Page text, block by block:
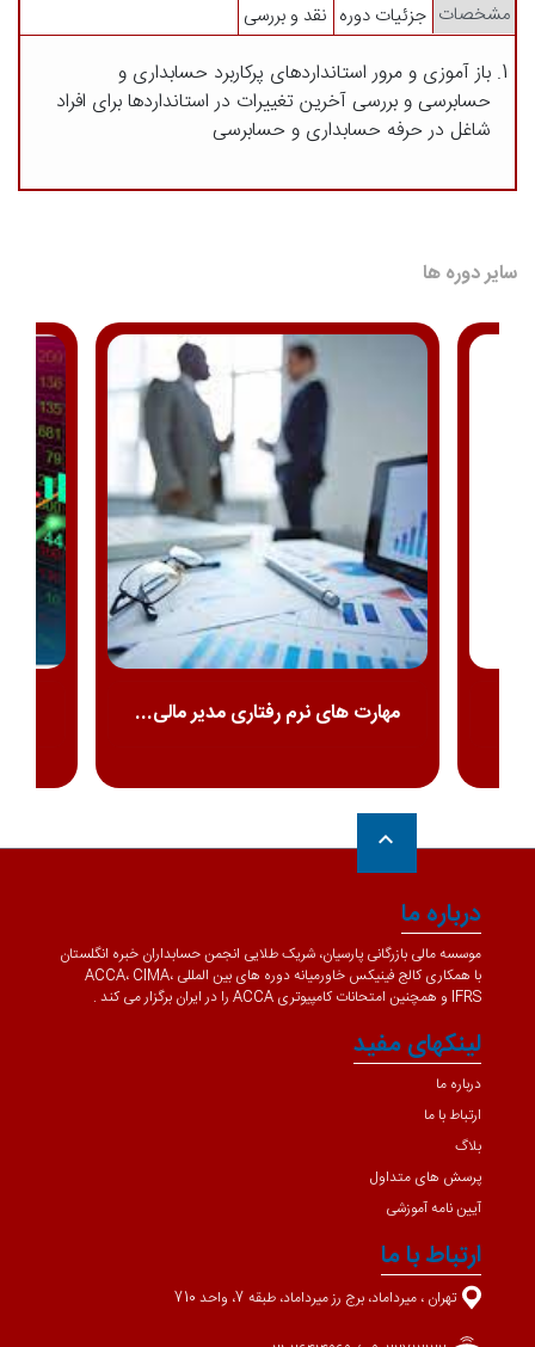
مشخصات جزئیات دوره نقد و بررسی
باز آموزی و مرور استانداردهای پرکاربرد حسابداری و
حسابرسی و بررسی آخرین تغییرات در استانداردها برای افراد
شاغل در حرفه حسابداری و حسابرسی
سایر دوره ها
مهارت های نرم رفتاری مدیر مالی...
keyboard_arrow_up
درباره ما
موسسه مالی بازرگانی پارسیان، شریک طلایی انجمن حسابداران خبره انگلستان
با همکاری کالج فینیکس خاورمیانه دوره های بین المللی ACCA، CIMA،
IFRS و همچنین امتحانات کامپیوتری ACCA را در ایران برگزار می کند .
لینکهای مفید
درباره ما
ارتباط با ما
بلاگ
پرسش های متداول
آیین نامه آموزشی
ارتباط با ما
تهران ، میرداماد، برج رز میرداماد، طبقه 7، واحد 710